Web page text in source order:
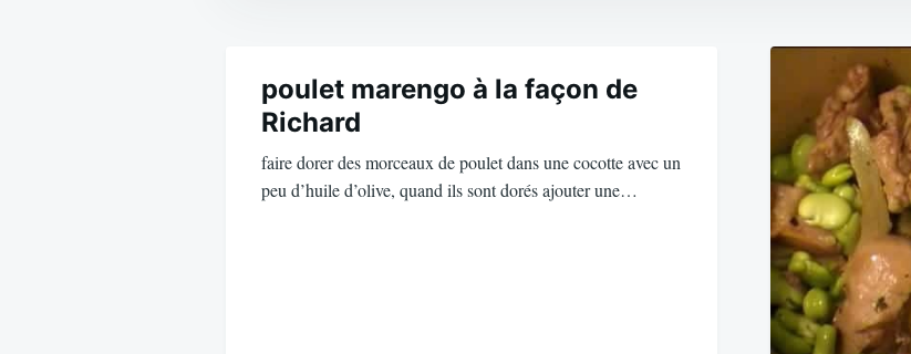
de
l’article
poulet marengo à la façon de
Richard
faire dorer des morceaux de poulet dans une cocotte avec un
peu d’huile d’olive, quand ils sont dorés ajouter une…